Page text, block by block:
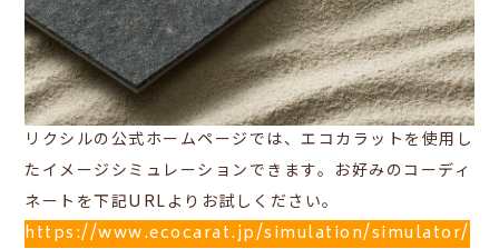
リクシルの公式ホームページでは、エコカラットを使用し
たイメージシミュレーションできます。お好みのコーディ
ネートを下記URLよりお試しください。
https://www.ecocarat.jp/simulation/simulator/